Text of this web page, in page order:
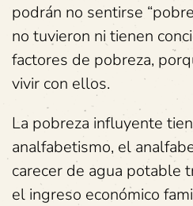
podrán no sentirse
no tuvieron ni tienen
factores de pobreza,
vivir con ellos.
La pobreza influyente
analfabetismo, el
carecer de agua potable
el ingreso económico